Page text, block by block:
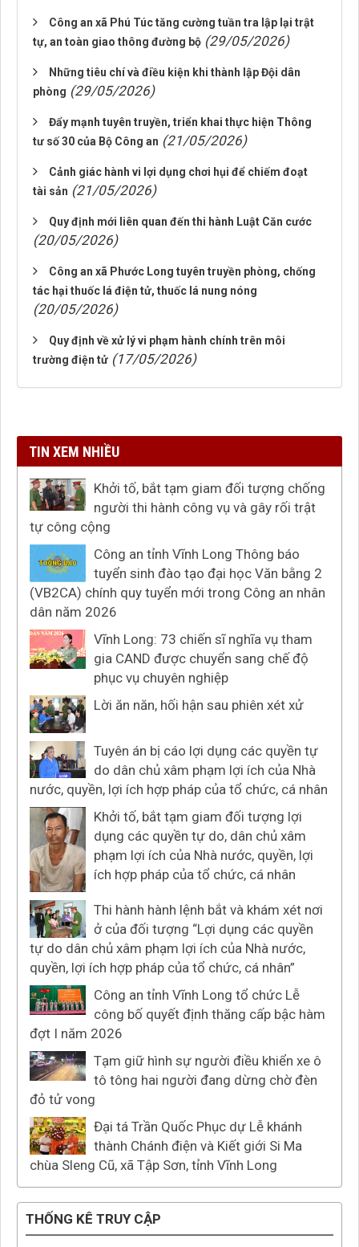
Công an xã Phú Túc tăng cường tuần tra lập lại trật
tự, an toàn giao thông đường bộ (29/05/2026)
Những tiêu chí và điều kiện khi thành lập Đội dân
phòng (29/05/2026)
Đẩy mạnh tuyên truyền, triển khai thực hiện Thông
tư số 30 của Bộ Công an (21/05/2026)
Cảnh giác hành vi lợi dụng chơi hụi để chiếm đoạt
tài sản (21/05/2026)
Quy định mới liên quan đến thi hành Luật Căn cước
(20/05/2026)
Công an xã Phước Long tuyên truyền phòng, chống
tác hại thuốc lá điện tử, thuốc lá nung nóng
(20/05/2026)
Quy định về xử lý vi phạm hành chính trên môi
trường điện tử (17/05/2026)
TIN XEM NHIỀU
Khởi tố, bắt tạm giam đối tượng chống
người thi hành công vụ và gây rối trật
tự công cộng
Công an tỉnh Vĩnh Long Thông báo
tuyển sinh đào tạo đại học Văn bằng 2
(VB2CA) chính quy tuyển mới trong Công an nhân
dân năm 2026
Vĩnh Long: 73 chiến sĩ nghĩa vụ tham
gia CAND được chuyển sang chế độ
phục vụ chuyên nghiệp
Lời ăn năn, hối hận sau phiên xét xử
Tuyên án bị cáo lợi dụng các quyền tự
do dân chủ xâm phạm lợi ích của Nhà
nước, quyền, lợi ích hợp pháp của tổ chức, cá nhân
Khởi tố, bắt tạm giam đối tượng lợi
dụng các quyền tự do, dân chủ xâm
phạm lợi ích của Nhà nước, quyền, lợi
ích hợp pháp của tổ chức, cá nhân
Thi hành hành lệnh bắt và khám xét nơi
ở của đối tượng “Lợi dụng các quyền
tự do dân chủ xâm phạm lợi ích của Nhà nước,
quyền, lợi ích hợp pháp của tổ chức, cá nhân”
Công an tỉnh Vĩnh Long tổ chức Lễ
công bố quyết định thăng cấp bậc hàm
đợt I năm 2026
Tạm giữ hình sự người điều khiển xe ô
tô tông hai người đang dừng chờ đèn
đỏ tử vong
Đại tá Trần Quốc Phục dự Lễ khánh
thành Chánh điện và Kiết giới Si Ma
chùa Sleng Cũ, xã Tập Sơn, tỉnh Vĩnh Long
THỐNG KÊ TRUY CẬP